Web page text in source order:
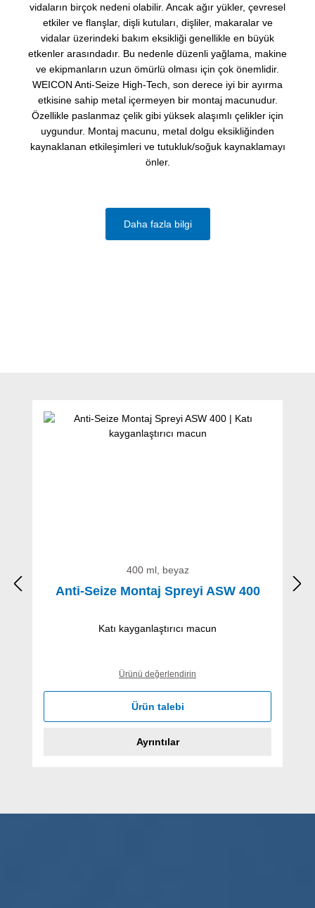
vidaların birçok nedeni olabilir. Ancak ağır yükler, çevresel
etkiler ve flanşlar, dişli kutuları, dişliler, makaralar ve
vidalar üzerindeki bakım eksikliği genellikle en büyük
etkenler arasındadır. Bu nedenle düzenli yağlama, makine
ve ekipmanların uzun ömürlü olması için çok önemlidir.
WEICON Anti-Seize High-Tech, son derece iyi bir ayırma
etkisine sahip metal içermeyen bir montaj macunudur.
Özellikle paslanmaz çelik gibi yüksek alaşımlı çelikler için
uygundur. ‌Montaj macunu, metal dolgu eksikliğinden
kaynaklanan etkileşimleri ve tutukluk/soğuk kaynaklamayı
önler.
Daha fazla bilgi
400 ml, beyaz
Anti-Seize Montaj Spreyi ASW 400
Katı kayganlaştırıcı macun
Ürünü değerlendirin
Ürün talebi
Ayrıntılar